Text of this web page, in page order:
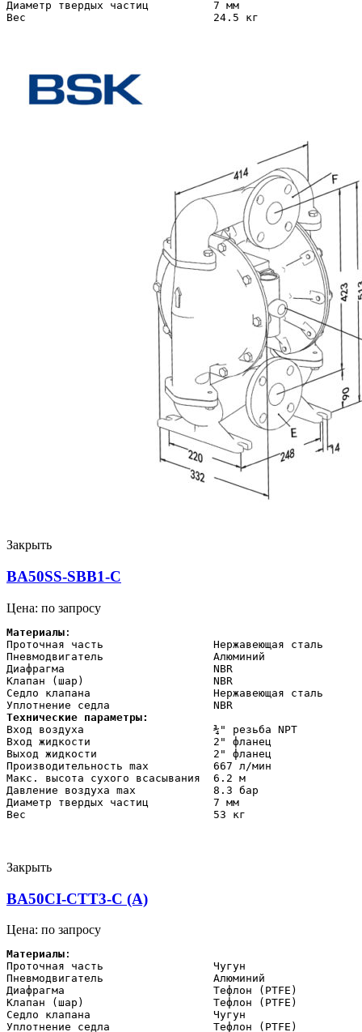
Диаметр твердых частиц          7 мм
Вес                             24.5 кг
Закрыть
BA50SS-SBB1-C
Цена: по запросу
Материалы :
Проточная часть                 Нержавеющая сталь
Пневмодвигатель                 Алюминий
Диафрагма                       NBR
Клапан (шар)                    NBR
Седло клапана                   Нержавеющая сталь
Технические параметры:
Вход воздуха                    ¾" резьба NPT
Вход жидкости                   2" фланец
Выход жидкости                  2" фланец
Производительность max          667 л/мин
Макс. высота сухого всасывания  6.2 м
Давление воздуха max            8.3 бар
Диаметр твердых частиц          7 мм
Вес                             53 кг
Закрыть
BA50CI-CTT3-C (A)
Цена: по запросу
Материалы :
Проточная часть                 Чугун
Пневмодвигатель                 Алюминий
Диафрагма                       Тефлон (PTFE)
Клапан (шар)                    Тефлон (PTFE)
Седло клапана                   Чугун